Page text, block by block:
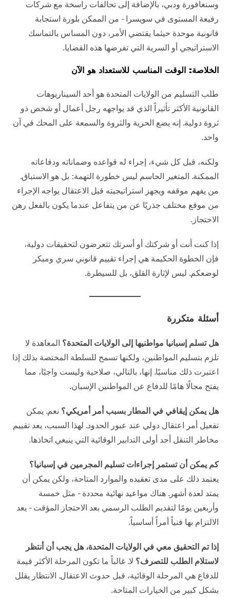
وسنغافورة ودبي، بالإضافة إلى تحالفات راسخة مع شركات
رفيعة المستوى في سويسرا - من الممكن بلورة استجابة
قانونية موحدة حيثما يقتضي الأمر، دون المساس بالتماسك
الاستراتيجي أو السرية التي تفرضها هذه القضايا.
الخلاصة: الوقت المناسب للاستعداد هو الآن
طلب التسليم من الولايات المتحدة هو أحد السيناريوهات
القانونية الأكثر تأثيراً الذي قد يواجهه رجل أعمال أو شخص ذو
ثروة دولية. إنه يضع الحرية والثروة والسمعة على المحك في آن
واحد.
ولكنه، قبل كل شيء، إجراء له قواعده وضماناته ودفاعاته
الممكنة. المتغير الحاسم ليس خطورة التهمة: بل هو الاستباق.
من يفهم موقفه ويجهز استراتيجيته قبل الاعتقال يواجه الإجراء
من موقع مختلف جذريًا عن من يتفاعل عندما يكون بالفعل رهن
الاحتجاز.
إذا كنت أنت أو شركتك أو أسرتك تتعرضون لتحقيقات دولية،
فإن الخطوة الحكيمة هي إجراء تقييم قانوني سري ومبكر
لوضعكم. ليس لإثارة القلق، بل للسيطرة.
أسئلة متكررة
هل تسلم إسبانيا مواطنيها إلى الولايات المتحدة؟ المعاهدة لا
تلزم بتسليم المواطنين، ولكنها تسمح للسلطة المختصة بذلك إذا
اعتبرت ذلك مناسبًا. إنها، بالتالي، صلاحية وليست واجبًا، مما
يفتح مجالًا هامًا للدفاع عن المواطنين الإسبان.
هل يمكن إيقافي في المطار بسبب أمر أمريكي؟ نعم. يمكن
تفعيل أمر اعتقال دولي عند عبور الحدود. لهذا السبب، يعد تقييم
مخاطر التنقل أحد أولى التدابير الوقائية التي ينبغي اتخاذها.
كم يمكن أن تستمر إجراءات تسليم المجرمين في إسبانيا؟
يعتمد ذلك على مدى تعقيده والموارد المتاحة، ولكن يمكن أن
يمتد لعدة أشهر. هناك مواعيد نهائية محددة - مثل خمسة
وأربعين يومًا لتقديم الطلب الرسمي بعد الاحتجاز المؤقت - يعد
الالتزام بها فنياً أمراً أساسياً.
إذا تم التحقيق معي في الولايات المتحدة، هل يجب أن أنتظر
لاستلام الطلب للتصرف؟ لا. غالباً ما تكون المرحلة الأكثر قيمة
للدفاع هي المرحلة الوقائية، قبل حدوث الاعتقال. الانتظار يقلل
بشكل كبير من الخيارات المتاحة.